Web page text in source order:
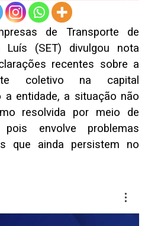
de Transporte de
Luís (SET) divulgou nota
recentes sobre a
coletivo na capital
a entidade, a situação não
resolvida por meio de
envolve problemas
que ainda persistem no